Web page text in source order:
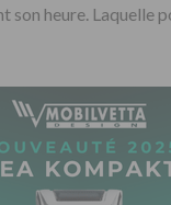
son heure. Laquelle